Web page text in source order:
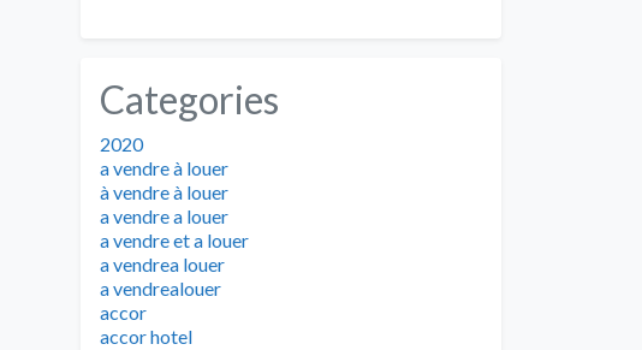
Categories
2020
a vendre à louer
à vendre à louer
a vendre a louer
a vendre et a louer
a vendrea louer
a vendrealouer
accor
accor hotel